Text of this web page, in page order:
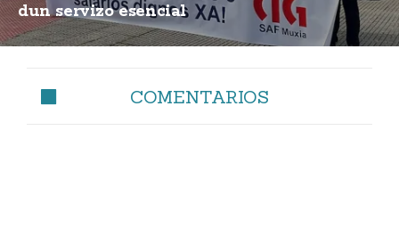
dun servizo esencial
COMENTARIOS